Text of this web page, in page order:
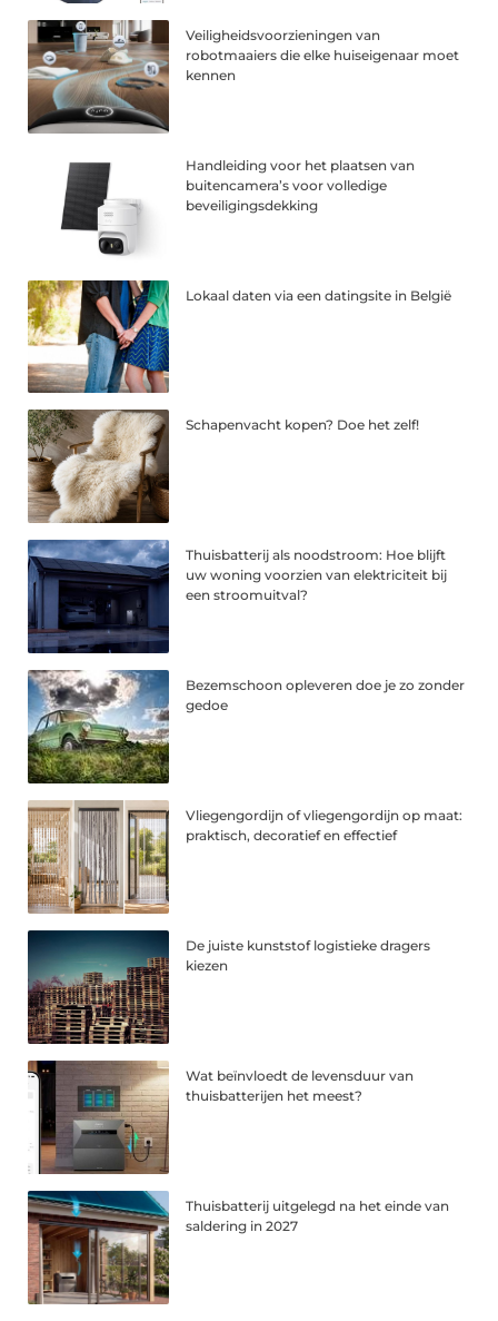
Veiligheidsvoorzieningen van
robotmaaiers die elke huiseigenaar moet
kennen
Handleiding voor het plaatsen van
buitencamera’s voor volledige
beveiligingsdekking
Lokaal daten via een datingsite in België
Schapenvacht kopen? Doe het zelf!
Thuisbatterij als noodstroom: Hoe blijft
uw woning voorzien van elektriciteit bij
een stroomuitval?
Bezemschoon opleveren doe je zo zonder
gedoe
Vliegengordijn of vliegengordijn op maat:
praktisch, decoratief en effectief
De juiste kunststof logistieke dragers
kiezen
Wat beïnvloedt de levensduur van
thuisbatterijen het meest?
Thuisbatterij uitgelegd na het einde van
saldering in 2027